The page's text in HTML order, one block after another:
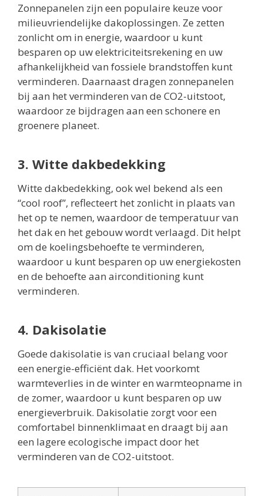
Zonnepanelen zijn een populaire keuze voor
milieuvriendelijke dakoplossingen. Ze zetten
zonlicht om in energie, waardoor u kunt
besparen op uw elektriciteitsrekening en uw
afhankelijkheid van fossiele brandstoffen kunt
verminderen. Daarnaast dragen zonnepanelen
bij aan het verminderen van de CO2-uitstoot,
waardoor ze bijdragen aan een schonere en
groenere planeet.
3. Witte dakbedekking
Witte dakbedekking, ook wel bekend als een
“cool roof”, reflecteert het zonlicht in plaats van
het op te nemen, waardoor de temperatuur van
het dak en het gebouw wordt verlaagd. Dit helpt
om de koelingsbehoefte te verminderen,
waardoor u kunt besparen op uw energiekosten
en de behoefte aan airconditioning kunt
verminderen.
4. Dakisolatie
Goede dakisolatie is van cruciaal belang voor
een energie-efficiënt dak. Het voorkomt
warmteverlies in de winter en warmteopname in
de zomer, waardoor u kunt besparen op uw
energieverbruik. Dakisolatie zorgt voor een
comfortabel binnenklimaat en draagt bij aan
een lagere ecologische impact door het
verminderen van de CO2-uitstoot.